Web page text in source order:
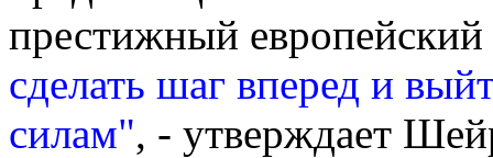
престижный
сделать шаг вперед и
силам", - утверждает